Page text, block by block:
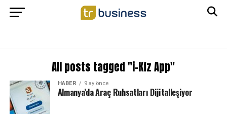
All posts tagged "i-Kfz App"
HABER 9 ay önce
Almanya’da Araç Ruhsatları Dijitalleşiyor